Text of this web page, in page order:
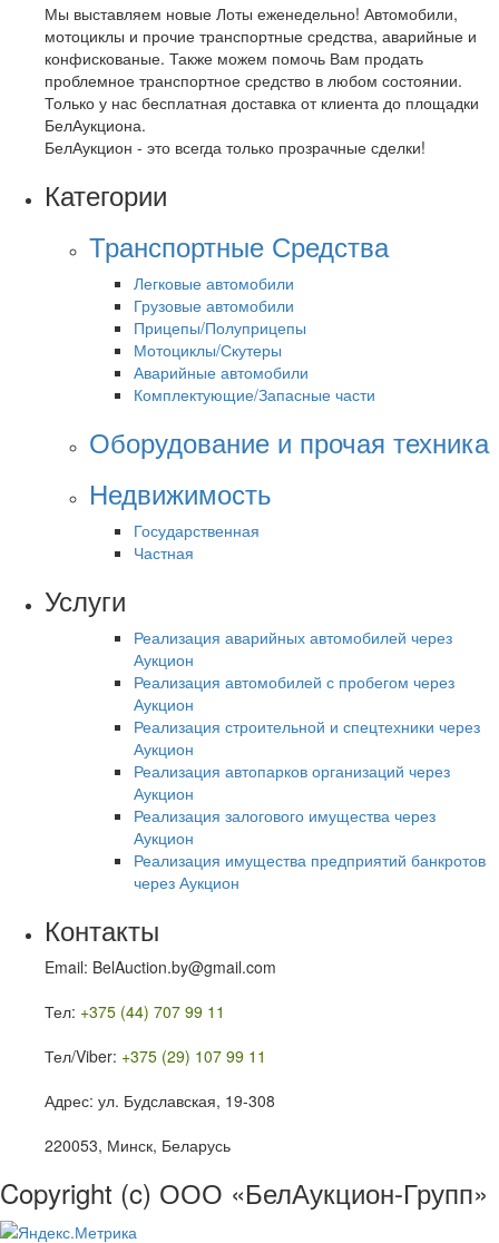
Мы выставляем новые Лоты еженедельно! Автомобили,
мотоциклы и прочие транспортные средства, аварийные и
конфискованые. Также можем помочь Вам продать
проблемное транспортное средство в любом состоянии.
Только у нас бесплатная доставка от клиента до площадки
БелАукциона.
БелАукцион - это всегда только прозрачные сделки!
Категории
Транспортные Средства
Легковые автомобили
Грузовые автомобили
Прицепы/Полуприцепы
Мотоциклы/Скутеры
Аварийные автомобили
Комплектующие/Запасные части
Оборудование и прочая техника
Недвижимость
Государственная
Частная
Услуги
Реализация аварийных автомобилей через
Аукцион
Реализация автомобилей с пробегом через
Аукцион
Реализация строительной и спецтехники через
Аукцион
Реализация автопарков организаций через
Аукцион
Реализация залогового имущества через
Аукцион
Реализация имущества предприятий банкротов
через Аукцион
Контакты
Email: BelAuction.by@gmail.com
Тел: +375 (44) 707 99 11
Тел/Viber: +375 (29) 107 99 11
Адрес: ул. Будславская, 19-308
220053, Минск, Беларусь
Copyright (c) ООО «БелАукцион-Групп»